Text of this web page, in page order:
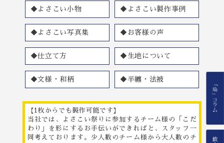
◆よさこい小物 ◆よさこい製作事例
◆よさこい写真集 ◆お客様の声
◆仕立て方 ◆生地について
◆文様・和柄 ◆半纏・法被
【1枚からでも製作可能です】
当社では、よさこい祭りに参加するチーム様の「こだ
わり」を形にするお手伝いができればと、スタッフ一
同考えております。少人数のチーム様から大人数のチ